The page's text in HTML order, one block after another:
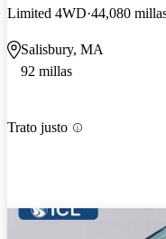
Limited 4WD 44,080
Salisbury, MA
92 millas
Trato justo